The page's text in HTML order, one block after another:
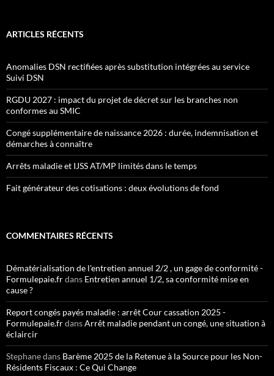
ARTICLES RÉCENTS
Anomalies DSN rectifiées après substitution intégrées au service
Suivi DSN
RGDU 2027 : impact du projet de décret sur les branches non
conformes au SMIC
Congé supplémentaire de naissance 2026 : durée, indemnisation et
démarches à connaître
Arrêts maladie et IJSS AT/MP limités dans le temps
Fait générateur des cotisations : deux évolutions de fond
COMMENTAIRES RÉCENTS
Dématérialisation de l'entretien annuel 2/2 , un gage de conformité -
Formulepaie.frdans Entretien annuel 1/2, sa conformité mise en
cause ?
Report congés payés maladie : arrêt Cour cassation 2025 -
Formulepaie.frdansArrêt maladie pendant un congé, une situation à
éclaircir
Stephanedans Barème 2025 de la Retenue à la Source pour les Non-
Résidents Fiscaux : Ce Qui Change